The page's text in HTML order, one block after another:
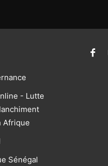
- Lutte
Afrique
Sénégal